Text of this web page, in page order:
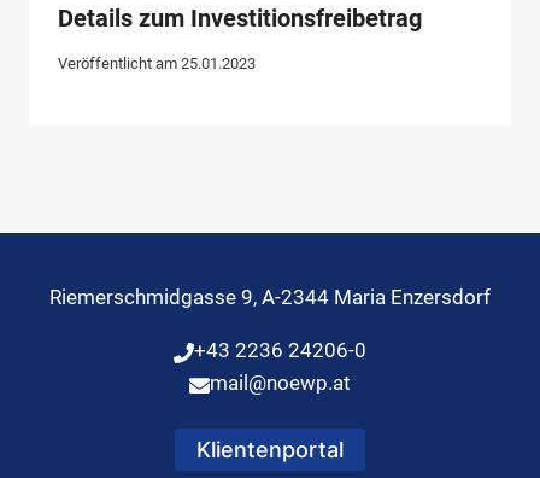
Details zum Investitionsfreibetrag
Veröffentlicht am 25.01.2023
Riemerschmidgasse 9, A-2344 Maria Enzersdorf
+43 2236 24206-0
mail@noewp.at
Klientenportal